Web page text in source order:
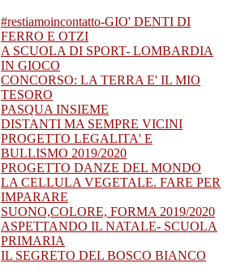
#restiamoincontatto-GIO' DENTI DI
FERRO E OTZI
A SCUOLA DI SPORT- LOMBARDIA
IN GIOCO
CONCORSO: LA TERRA E' IL MIO
TESORO
PASQUA INSIEME
DISTANTI MA SEMPRE VICINI
PROGETTO LEGALITA' E
BULLISMO 2019/2020
PROGETTO DANZE DEL MONDO
LA CELLULA VEGETALE. FARE PER
IMPARARE
SUONO,COLORE, FORMA 2019/2020
ASPETTANDO IL NATALE- SCUOLA
PRIMARIA
IL SEGRETO DEL BOSCO BIANCO